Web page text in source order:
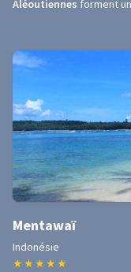
Aléoutiennes forment
Mentawaï
Indonésie
★ ★ ★ ★ ★